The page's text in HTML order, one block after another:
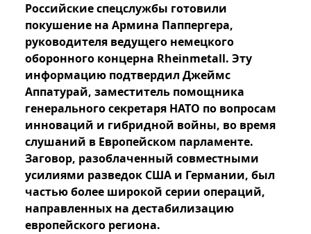
Российские спецслужбы готовили
покушение на Армина Паппергера,
руководителя ведущего немецкого
оборонного концерна Rheinmetall. Эту
информацию подтвердил Джеймс
Аппатурай, заместитель помощника
генерального секретаря НАТО по вопросам
инноваций и гибридной войны, во время
слушаний в Европейском парламенте.
Заговор, разоблаченный совместными
усилиями разведок США и Германии, был
частью более широкой серии операций,
направленных на дестабилизацию
европейского региона.